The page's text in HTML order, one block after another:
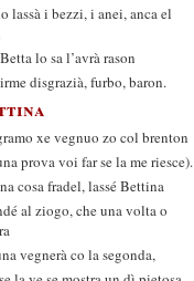
lassà i bezzi, i anei, anca el
lo sa l’avrà rason
disgrazià, furbo, baron.
xe vegnuo zo col brenton
prova voi far se la me riesce).
cosa fradel, lassé Bettina
al ziogo, che una volta o
vegnerà co la segonda,